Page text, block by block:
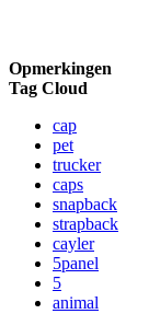
Opmerkingen
Tag Cloud
cap
pet
trucker
caps
snapback
strapback
cayler
5panel
5
animal